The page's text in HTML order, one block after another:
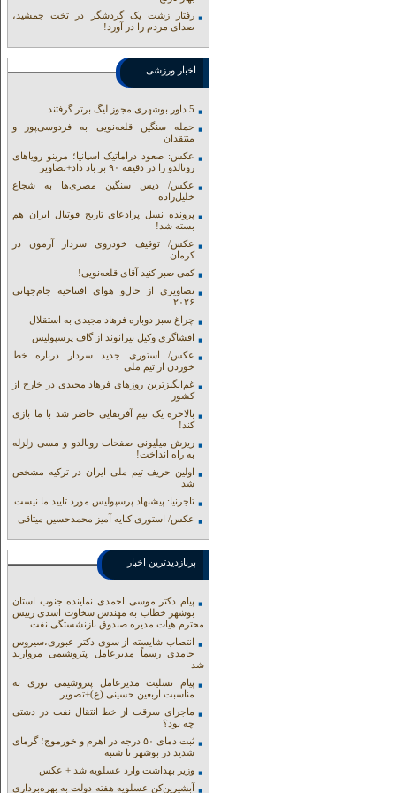
رفتار زشت یک گردشگر در تخت جمشید،
صدای مردم را در آورد!
اخبار ورزشی
5 داور بوشهری مجوز لیگ برتر گرفتند
حمله سنگین قلعه‌نویی به فردوسی‌پور و
منتقدان
عکس: صعود دراماتیک اسپانیا؛ مرینو رویاهای
رونالدو را در دقیقه ۹۰ بر باد داد+تصاویر
عکس/ دیس سنگین مصری‌ها به شجاع
خلیل‌زاده
پرونده نسل پرادعای تاریخ فوتبال ایران هم
بسته شد!
عکس/ توقیف خودروی سردار آزمون در
کرمان
کمی صبر کنید آقای قلعه‌نویی!
تصاویری از حال‌و هوای افتتاحیه جام‌جهانی
۲۰۲۶
چراغ سبز دوباره فرهاد مجیدی به استقلال
افشاگری وکیل بیرانوند از گاف‌ پرسپولیس
عکس/ استوری جدید سردار درباره خط
خوردن از تیم ملی
غم‌انگیزترین روزهای فرهاد مجیدی در خارج از
کشور
بالاخره یک تیم آفریقایی حاضر شد با ما بازی
کند!
ریزش میلیونی صفحات رونالدو و مسی زلزله
به راه انداخت!
اولین حریف تیم ملی ایران در ترکیه مشخص
شد
تاجرنیا: پیشنهاد پرسپولیس مورد تایید ما نیست
عکس/ استوری کنایه آمیز محمدحسین میثاقی
پربازدیدترین اخبار
پیام دکتر موسی احمدی نماینده جنوب استان
بوشهر خطاب به مهندس سخاوت اسدی رییس
محترم هیات مدیره صندوق بازنشستگی نفت
انتصاب شایسته از سوی دکتر عبوری،سیروس
حامدی رسماً مدیرعامل پتروشیمی مروارید
شد
پیام تسلیت مدیرعامل پتروشیمی نوری به
مناسبت اربعین حسینی (ع)+تصویر
ماجرای سرقت از خط انتقال نفت در دشتی
چه بود؟
ثبت دمای ۵۰ درجه در اهرم و خورموج؛ گرمای
شدید در بوشهر تا شنبه
وزیر بهداشت وارد عسلویه شد + عکس
آبشیرین‌کن عسلویه هفته دولت به بهره‌برداری